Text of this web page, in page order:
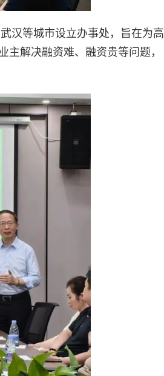
汉等城市设立办事处，旨在为高
解决融资难、融资贵等问题，